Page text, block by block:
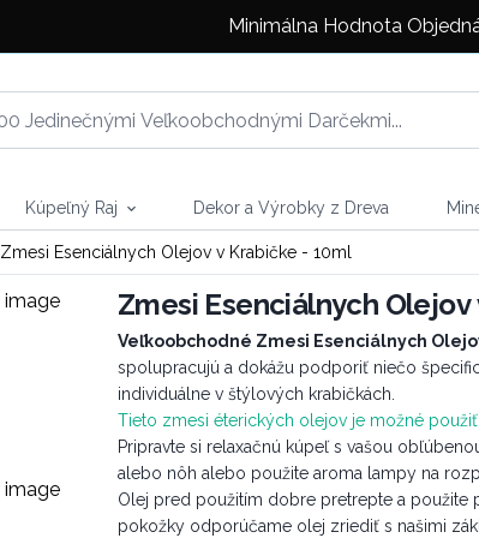
Minimálna Hodnota
Kúpeľný Raj Dekor a Výrobky z Dreva
Zmesi Esenciálnych Olejov v Krabičke - 10ml
Zmesi Esenciálnych
Veľkoobchodné Zmesi Esenciálnych
spolupracujú a dokážu podporiť niečo
individuálne v štýlových krabičkách.
Tieto zmesi éterických olejov je možné
Pripravte si relaxačnú kúpeľ s vašou
alebo nôh alebo použite aroma lampy na
Olej pred použitím dobre pretrepte a použite
pokožky odporúčame olej zriediť s našimi